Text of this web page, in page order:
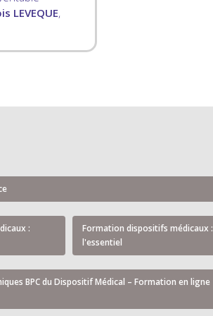
LEVEQUE,
:
Formation dispositifs médicaux :
l'essentiel
BPC du Dispositif Médical – Formation en ligne